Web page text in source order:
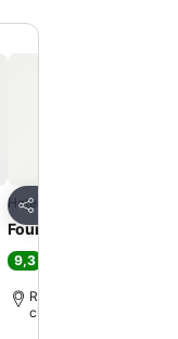
Compartir
Hotel
Founders Piso 10
9,3
Río Hato, a 0.1 km de:
ciudad